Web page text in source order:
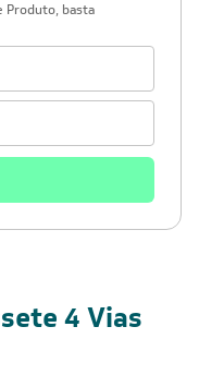
Produto, basta
4 Vias